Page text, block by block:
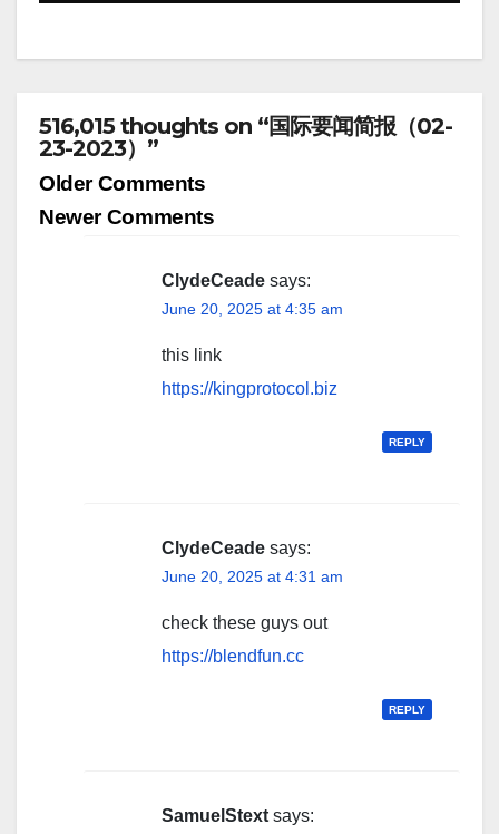
516,015 thoughts on “国际要闻简报（02-
23-2023）”
Comment
navigation
Older Comments
Newer Comments
ClydeCeade says:
June 20, 2025 at 4:35 am
this link
https://kingprotocol.biz
REPLY
ClydeCeade says:
June 20, 2025 at 4:31 am
check these guys out
https://blendfun.cc
REPLY
SamuelStext says: